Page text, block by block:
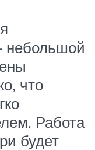
небольшой
что
Работа
будет